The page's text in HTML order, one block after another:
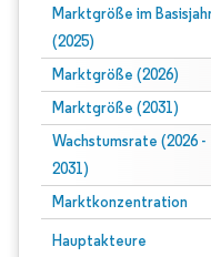
Marktgröße im
(2025)
Marktgröße (2026)
Marktgröße (2031)
Wachstumsrate (2026 -
2031)
Marktkonzentration
Hauptakteure
Bild © Mordor Intelligence.